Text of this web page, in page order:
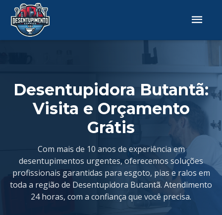
Desentupidora Butantã:
Visita e Orçamento
Grátis
Com mais de 10 anos de experiência em
desentupimentos urgentes, oferecemos soluções
profissionais garantidas para esgoto, pias e ralos em
toda a região de Desentupidora Butantã. Atendimento
24 horas, com a confiança que você precisa.